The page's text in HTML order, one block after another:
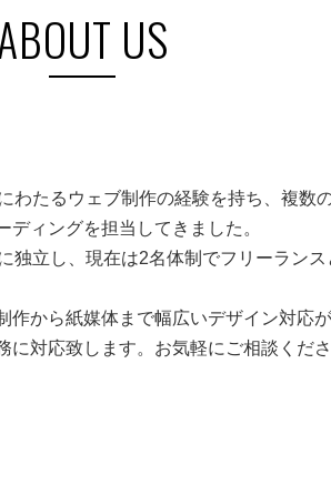
US
わたるウェブ制作の経験を持ち、複数
ディングを担当してきました。
独立し、現在は2名体制でフリーラン
作から紙媒体まで幅広いデザイン対応
に対応致します。お気軽にご相談くだ